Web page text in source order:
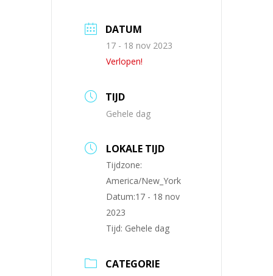
DATUM
17 - 18 nov 2023
Verlopen!
TIJD
Gehele dag
LOKALE TIJD
Tijdzone:
America/New_York
Datum:17 - 18 nov
2023
Tijd: Gehele dag
CATEGORIE